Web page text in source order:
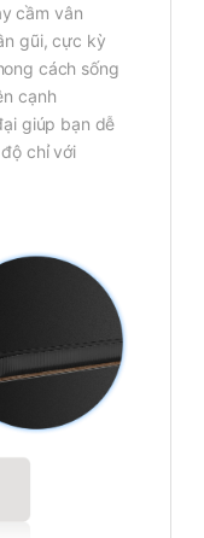
cầm vân
gũi, cực kỳ
cách sống
cạnh
giúp bạn dễ
chỉ với